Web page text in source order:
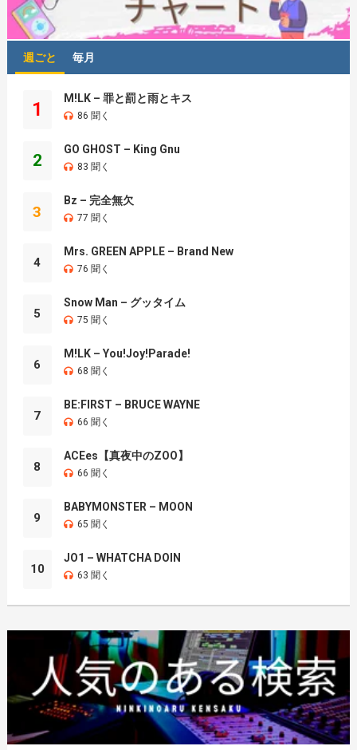
週ごと 毎月
1
M!LK – 罪と罰と雨とキス
86 聞く
2
GO GHOST – King Gnu
83 聞く
3
Bz – 完全無欠
77 聞く
4
Mrs. GREEN APPLE – Brand New
76 聞く
5
Snow Man – グッタイム
75 聞く
6
M!LK – You!Joy!Parade!
68 聞く
7
BE:FIRST – BRUCE WAYNE
66 聞く
8
ACEes【真夜中のZOO】
66 聞く
9
BABYMONSTER – MOON
65 聞く
10
JO1 – WHATCHA DOIN
63 聞く